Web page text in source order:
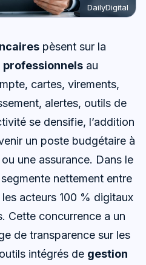
DailyDigital
pèsent sur la
professionnels au
cartes, virements,
alertes, outils de
se densifie, l’addition
un poste budgétaire à
une assurance. Dans le
nettement entre
acteurs 100 % digitaux
Cette concurrence a un
de transparence sur les
intégrés de gestion